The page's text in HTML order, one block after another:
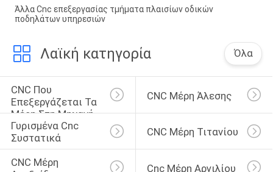
Άλλα Cnc επεξεργασίας τμήματα πλαισίων οδικών
ποδηλάτων υπηρεσιών
Λαϊκή κατηγορία Όλα
CNC Που
Επεξεργάζεται Τα
Μέρη Στη Μηχανή
CNC Μέρη Άλεσης
Γυρισμένα Cnc
Συστατικά
CNC Μέρη Τιτανίου
CNC Μέρη
Cnc Μέρη Αργιλίου